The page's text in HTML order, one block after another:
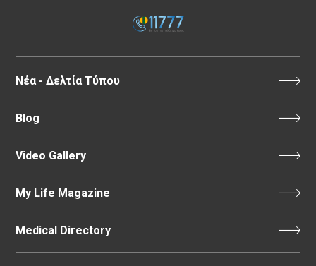
Νέα - Δελτία Τύπου
Blog
Video Gallery
My Life Magazine
Medical Directory